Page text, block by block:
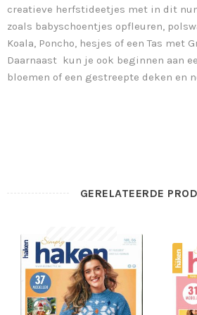
creatieve herfstideetjes met in dit
zoals babyschoentjes opfleuren,
Koala, Poncho, hesjes of een Tas met
Daarnaast kun je ook beginnen aan
bloemen of een gestreepte deken en
GERELATEERDE